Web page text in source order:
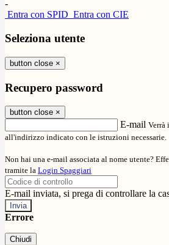
-
Entra con SPID Entra con CIE
Seleziona utente
button close ×
Recupero password
button close ×
E-mail Verrà
all'indirizzo indicato con le istruzioni necessarie.
Non hai una e-mail associata al nome utente?
tramite la Login Spaggiari
E-mail inviata, si prega di controllare la
Errore
Chiudi